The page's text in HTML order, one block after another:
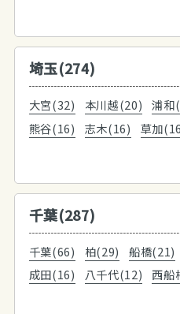
埼玉(274)
大宮(32) 本川越(20) 浦和
熊谷(16)
志木(16)
草加
千葉(287)
千葉(66) 柏(29) 船橋(21)
成田(16)
八千代(12)
西船